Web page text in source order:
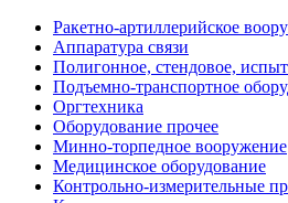
Ракетно-артиллерийское
Аппаратура связи
Полигонное, стендовое,
Подъемно-транспортное
Оргтехника
Оборудование прочее
Минно-торпедное вооружение
Медицинское оборудование
Контрольно-измерительные